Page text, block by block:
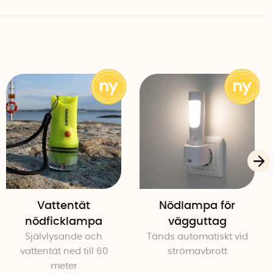
Vattentät
nödficklampa
Självlysande och
vattentät ned till 60
meter
Nödlampa för
vägguttag
Tänds automatiskt vid
strömavbrott